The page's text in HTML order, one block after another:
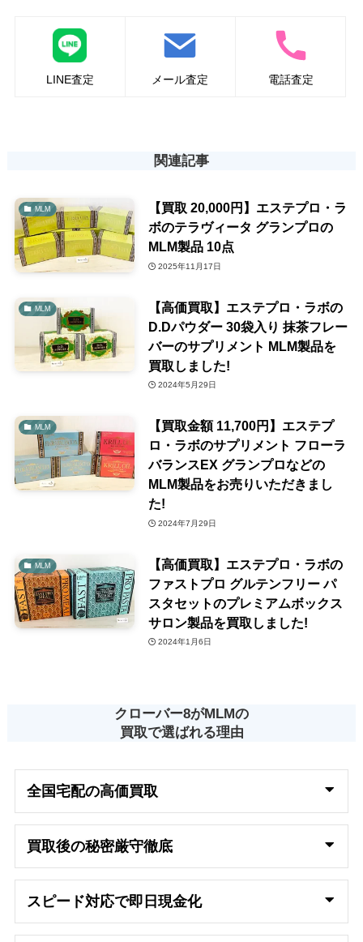
LINE査定 メール査定 電話査定
関連記事
MLM
【買取 20,000円】エステプロ・ラ
ボのテラヴィータ グランプロの
MLM製品 10点
2025年11月17日
MLM
【高価買取】エステプロ・ラボの
D.Dパウダー 30袋入り 抹茶フレー
バーのサプリメント MLM製品を
買取しました!
2024年5月29日
MLM
【買取金額 11,700円】エステプ
ロ・ラボのサプリメント フローラ
バランスEX グランプロなどの
MLM製品をお売りいただきまし
た!
2024年7月29日
MLM
【高価買取】エステプロ・ラボの
ファストプロ グルテンフリー パ
スタセットのプレミアムボックス
サロン製品を買取しました!
2024年1月6日
クローバー8がMLMの
買取で選ばれる理由
全国宅配の高価買取
買取後の秘密厳守徹底
スピード対応で即日 現金化